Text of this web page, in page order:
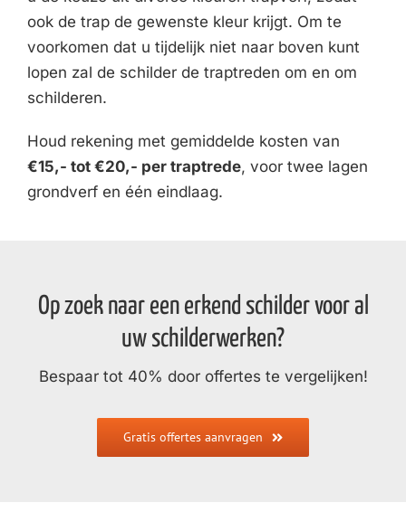
ook de trap de gewenste kleur krijgt. Om te
voorkomen dat u tijdelijk niet naar boven kunt
lopen zal de schilder de traptreden om en om
schilderen.
Houd rekening met gemiddelde kosten van
€15,- tot €20,- per traptrede, voor twee lagen
grondverf en één eindlaag.
Op zoek naar een erkend schilder voor al
uw schilderwerken?
Bespaar tot 40% door offertes te vergelijken!
Gratis offertes aanvragen